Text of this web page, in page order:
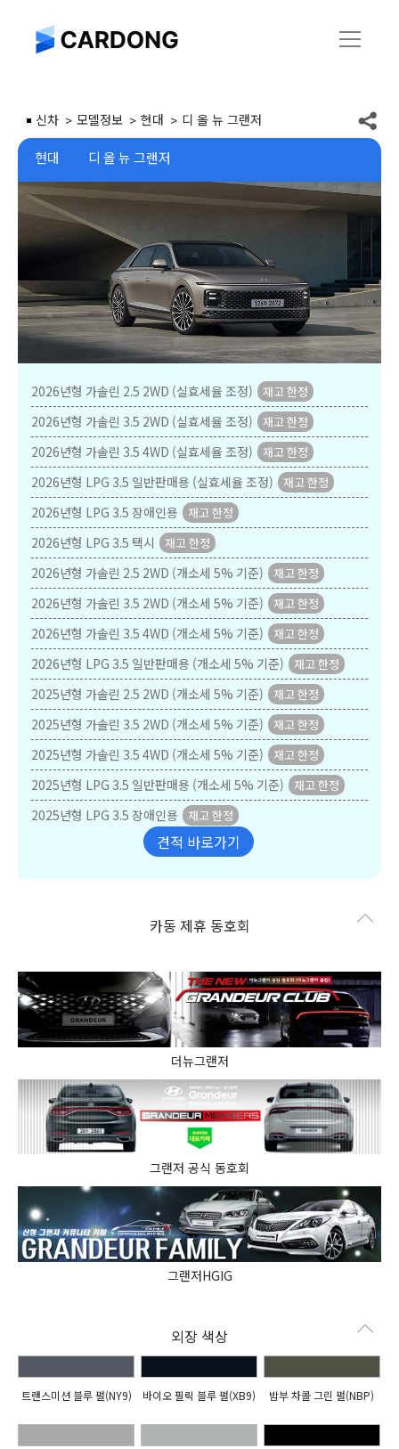
신차 모델정보 현대 디 올 뉴 그랜저
현대 디 올 뉴 그랜저
2026년형 가솔린 2.5 2WD (실효세율 조정)
2026년형 가솔린 3.5 2WD (실효세율 조정)
2026년형 가솔린 3.5 4WD (실효세율 조정)
2026년형 LPG 3.5 일반판매용 (실효세율 조정)
2026년형 LPG 3.5 장애인용
2026년형 LPG 3.5 택시
2026년형 가솔린 2.5 2WD (개소세 5% 기준)
2026년형 가솔린 3.5 2WD (개소세 5% 기준)
2026년형 가솔린 3.5 4WD (개소세 5% 기준)
2026년형 LPG 3.5 일반판매용 (개소세 5% 기준)
2025년형 가솔린 2.5 2WD (개소세 5% 기준)
2025년형 가솔린 3.5 2WD (개소세 5% 기준)
2025년형 가솔린 3.5 4WD (개소세 5% 기준)
2025년형 LPG 3.5 일반판매용 (개소세 5% 기준)
2025년형 LPG 3.5 장애인용
견적 바로가기
카동 제휴 동호회
더뉴그랜저
그랜저 공식 동호회
그랜저HGIG
외장 색상
트랜스미션 블루 펄(NY9) 바이오 필릭 블루 펄(XB9) 밤부 차콜 그린 펄(NBP)